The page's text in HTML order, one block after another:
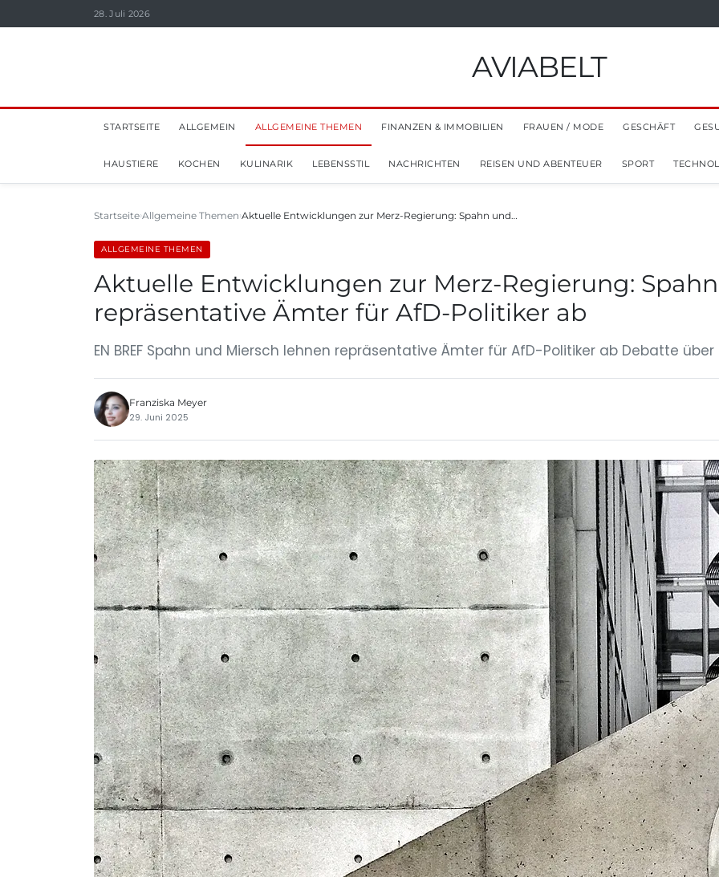
28. Juli 2026
AVIABELT
STARTSEITE ALLGEMEIN ALLGEMEINE THEMEN FINANZEN & IMMOBILIEN FRAUEN / MODE GESCHÄFT
HAUSTIERE KOCHEN KULINARIK LEBENSSTIL NACHRICHTEN REISEN UND ABENTEUER SPORT
Startseite Allgemeine Themen Aktuelle Entwicklungen zur Merz-Regierung: Spahn und…
ALLGEMEINE THEMEN
Aktuelle Entwicklungen zur Merz-Regierung:
repräsentative Ämter für AfD-Politiker ab
EN BREF Spahn und Miersch lehnen repräsentative Ämter für AfD-Politiker ab Debatte über
Franziska Meyer
29. Juni 2025